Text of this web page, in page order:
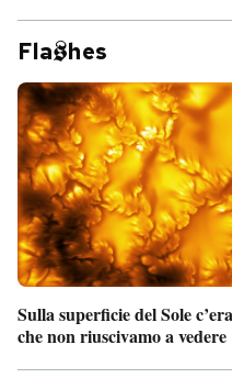
Fla hes
Sulla superficie del Sole
che non riuscivamo a vedere